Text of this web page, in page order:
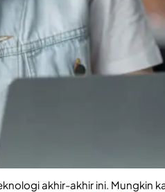
akhir-akhir ini. Mungkin